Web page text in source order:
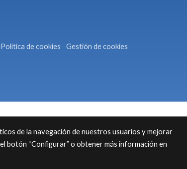
Política de cookies Gestión de cookies
de la navegación de nuestros usuarios y mejorar
botón “Configurar” o obtener más información en